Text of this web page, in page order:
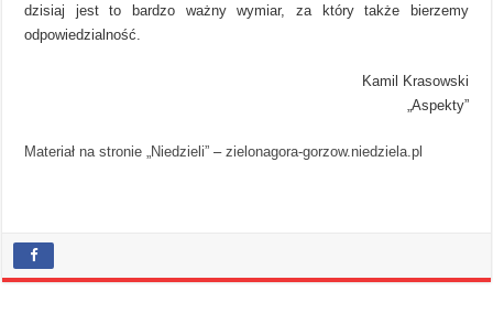
dzisiaj jest to bardzo ważny wymiar, za który także bierzemy
odpowiedzialność.
Kamil Krasowski
„Aspekty”
Materiał na stronie „Niedzieli” –zielonagora-gorzow.niedziela.pl